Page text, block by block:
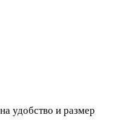
удобство и размер